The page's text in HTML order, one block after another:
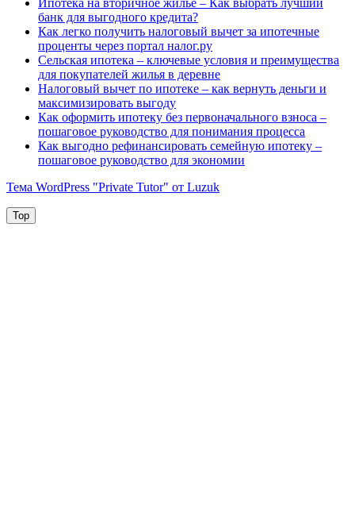
Ипотека на вторичное жилье – Как выбрать лучший
банк для выгодного кредита?
Как легко получить налоговый вычет за ипотечные
проценты через портал налог.ру
Сельская ипотека – ключевые условия и преимущества
для покупателей жилья в деревне
Налоговый вычет по ипотеке – как вернуть деньги и
максимизировать выгоду
Как оформить ипотеку без первоначального взноса –
пошаговое руководство для понимания процесса
Как выгодно рефинансировать семейную ипотеку –
пошаговое руководство для экономии
Тема WordPress "Private Tutor" от Luzuk
Top